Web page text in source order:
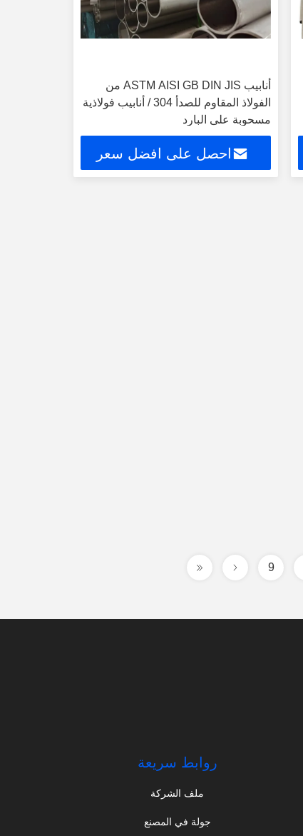
أنابيب ASTM AISI GB DIN JIS من
الفولاذ المقاوم للصدأ 304 / أنابيب فولاذية
مسحوبة على البارد
احصل على افضل سعر
9
روابط سريعة
ملف الشركة
جولة في المصنع